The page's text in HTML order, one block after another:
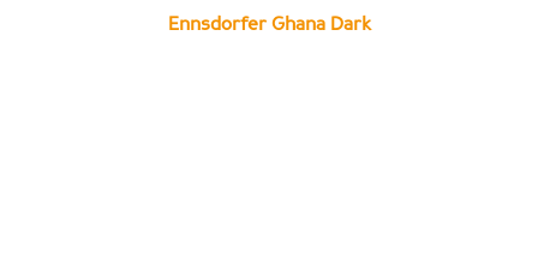
Ennsdorfer Ghana Dark